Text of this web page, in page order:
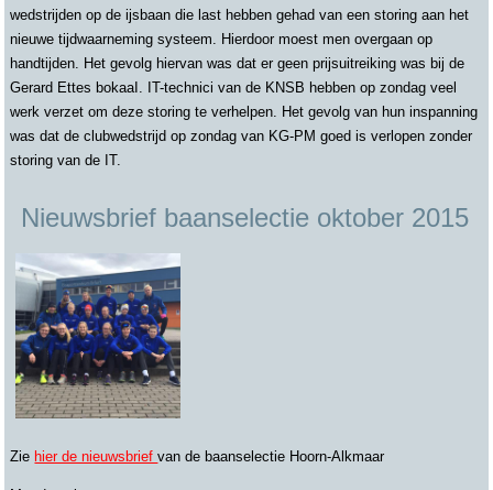
wedstrijden op de ijsbaan die last hebben gehad van een storing aan het
nieuwe tijdwaarneming systeem. Hierdoor moest men overgaan op
handtijden. Het gevolg hiervan was dat er geen prijsuitreiking was bij de
Gerard Ettes bokaaI. IT-technici van de KNSB hebben op zondag veel
werk verzet om deze storing te verhelpen. Het gevolg van hun inspanning
was dat de clubwedstrijd op zondag van KG-PM goed is verlopen zonder
storing van de IT.
Nieuwsbrief baanselectie oktober 2015
Zie hier de nieuwsbriefvan de baanselectie Hoorn-Alkmaar